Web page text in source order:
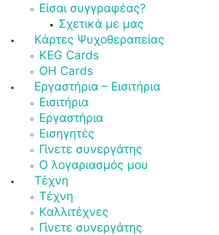
Είσαι συγγραφέας?
Σχετικά με μας
Κάρτες Ψυχοθεραπείας
KEG Cards
OH Cards
Εργαστήρια – Εισιτήρια
Εισιτήρια
Εργαστήρια
Εισηγητές
Γίνετε συνεργάτης
Ο λογαριασμός μου
Τέχνη
Τέχνη
Καλλιτέχνες
Γίνετε συνεργάτης